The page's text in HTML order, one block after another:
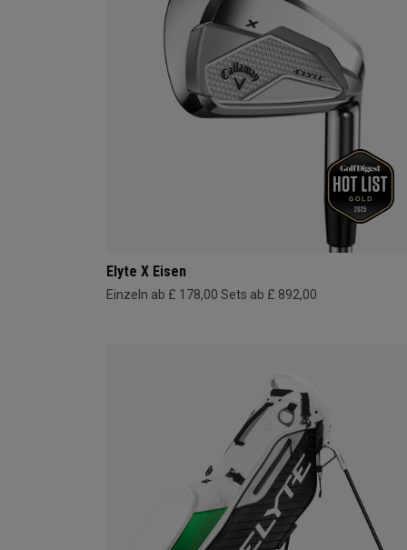
Elyte X Eisen
Einzeln ab £ 178,00 Sets ab £ 892,00